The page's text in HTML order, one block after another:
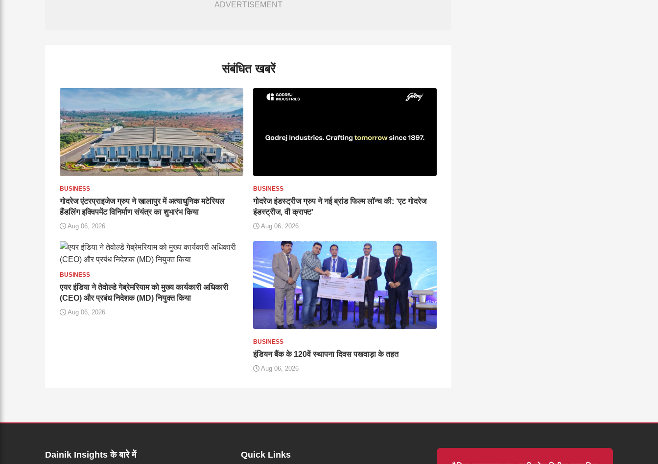
ADVERTISEMENT
संबंधित खबरें
BUSINESS
गोदरेज एंटरप्राइजेज ग्रुप ने खालापुर में अत्याधुनिक मटेरियल
हैंडलिंग इक्विपमेंट विनिर्माण संयंत्र का शुभारंभ किया
Aug 06, 2026
BUSINESS
गोदरेज इंडस्ट्रीज ग्रुप ने नई ब्रांड फिल्म लॉन्च की: ‘एट गोदरेज
इंडस्ट्रीज, वी क्राफ्ट’
Aug 06, 2026
BUSINESS
एयर इंडिया ने तेवोल्डे गेब्रेमरियाम को मुख्य कार्यकारी अधिकारी
(CEO) और प्रबंध निदेशक (MD) नियुक्त किया
Aug 06, 2026
BUSINESS
इंडियन बैंक के 120वें स्थापना दिवस पखवाड़ा के तहत
Aug 06, 2026
Dainik Insights के बारे में Quick Links